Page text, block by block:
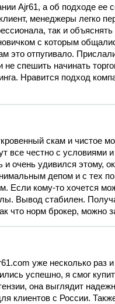
Ajr61, а об подходе ее
менеджеры легко
так и
с которым
это отпугивало.
спешить начинать
Нравится подход
скам и чистое
все честно с условиями
очень удивился этому,
депом и с тех
Если кому-то хочется
Вывод стабилен.
что норм брокер, можно
уже несколько раз
успешно, я смог
она выглядит
клиентов с России.